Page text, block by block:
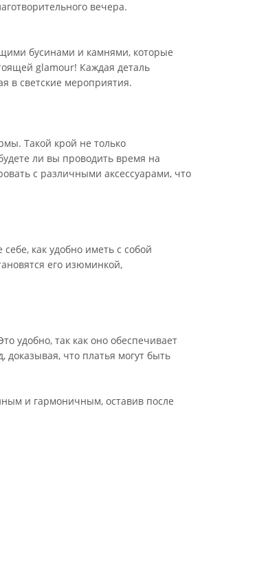
вечера.
бусинами и камнями, которые
glamour! Каждая деталь
в светские мероприятия.
Такой крой не только
ли вы проводить время на
с различными аксессуарами, что
как удобно иметь с собой
его изюминкой,
удобно, так как оно обеспечивает
что платья могут быть
и гармоничным, оставив после